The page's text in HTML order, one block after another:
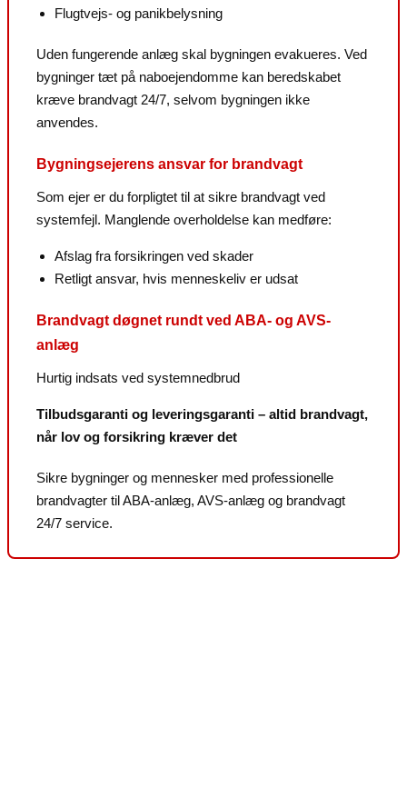
Flugtvejs- og panikbelysning
Uden fungerende anlæg skal bygningen evakueres. Ved
bygninger tæt på naboejendomme kan beredskabet
kræve brandvagt 24/7, selvom bygningen ikke
anvendes.
Bygningsejerens ansvar for brandvagt
Som ejer er du forpligtet til at sikre brandvagt ved
systemfejl. Manglende overholdelse kan medføre:
Afslag fra forsikringen ved skader
Retligt ansvar, hvis menneskeliv er udsat
Brandvagt døgnet rundt ved ABA- og AVS-
anlæg
Hurtig indsats ved systemnedbrud
Tilbudsgaranti og leveringsgaranti – altid brandvagt,
når lov og forsikring kræver det
Sikre bygninger og mennesker med professionelle
brandvagter til ABA-anlæg, AVS-anlæg og brandvagt
24/7 service.